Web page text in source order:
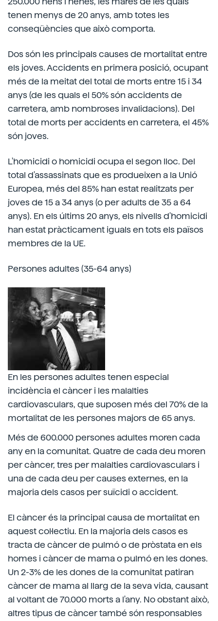
tenen menys de 20 anys, amb totes les
conseqüències que això comporta.
Dos són les principals causes de mortalitat entre
els joves. Accidents en primera posició, ocupant
més de la meitat del total de morts entre 15 i 34
anys (de les quals el 50% són accidents de
carretera, amb nombroses invalidacions). Del
total de morts per accidents en carretera, el 45%
són joves.
L'homicidi o homicidi ocupa el segon lloc. Del
total d'assassinats que es produeixen a la Unió
Europea, més del 85% han estat realitzats per
joves de 15 a 34 anys (o per adults de 35 a 64
anys). En els últims 20 anys, els nivells d'homicidi
han estat pràcticament iguals en tots els països
membres de la UE.
Persones adultes (35-64 anys)
En les persones adultes tenen especial
incidència el càncer i les malalties
cardiovasculars, que suposen més del 70% de la
mortalitat de les persones majors de 65 anys.
Més de 600.000 persones adultes moren cada
any en la comunitat. Quatre de cada deu moren
per càncer, tres per malalties cardiovasculars i
una de cada deu per causes externes, en la
majoria dels casos per suïcidi o accident.
El càncer és la principal causa de mortalitat en
aquest col·lectiu. En la majoria dels casos es
tracta de càncer de pulmó o de pròstata en els
homes i càncer de mama o pulmó en les dones.
Un 2-3% de les dones de la comunitat patiran
càncer de mama al llarg de la seva vida, causant
al voltant de 70.000 morts a l'any. No obstant això,
altres tipus de càncer també són responsables